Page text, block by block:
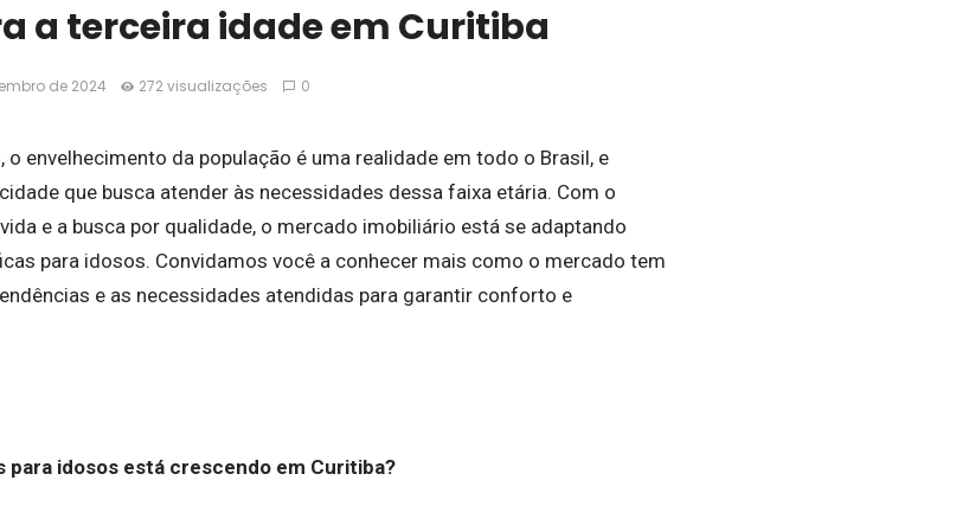
a terceira idade em Curitiba
de 2024 272 visualizações 0
o envelhecimento da população é uma realidade em todo o Brasil, e
que busca atender às necessidades dessa faixa etária. Com o
e a busca por qualidade, o mercado imobiliário está se adaptando
para idosos. Convidamos você a conhecer mais como o mercado tem
e as necessidades atendidas para garantir conforto e
para idosos está crescendo em Curitiba?